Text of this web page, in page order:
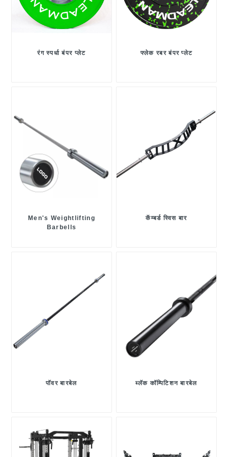
रंग स्पर्धा बंपर प्लेट फ्लेक रबर बंपर प्लेट
Men's Weightlifting
Barbells
कॅम्बर्ड स्विस बार
पॉवर बारबेल ब्लॅक कॉम्पिटिशन बारबेल